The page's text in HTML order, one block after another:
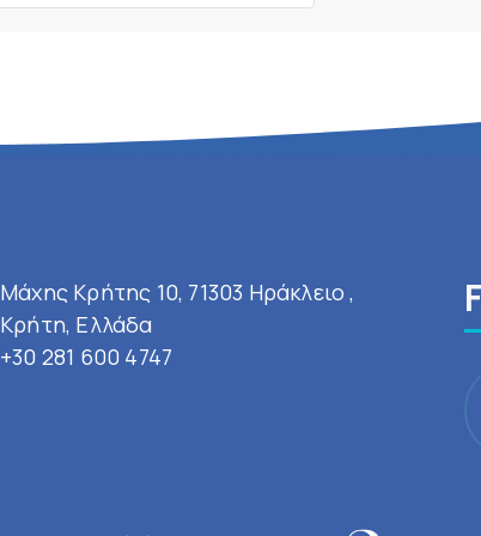
Μάχης Κρήτης 10, 71303 Ηράκλειο ,
Κρήτη, Ελλάδα
+30 281 600 4747